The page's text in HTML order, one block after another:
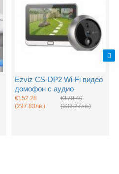
Ezviz CS-DP2 Wi-Fi видео
домофон с аудио
€152.28
(297.83лв.)
€170.40
(333.27лв.)